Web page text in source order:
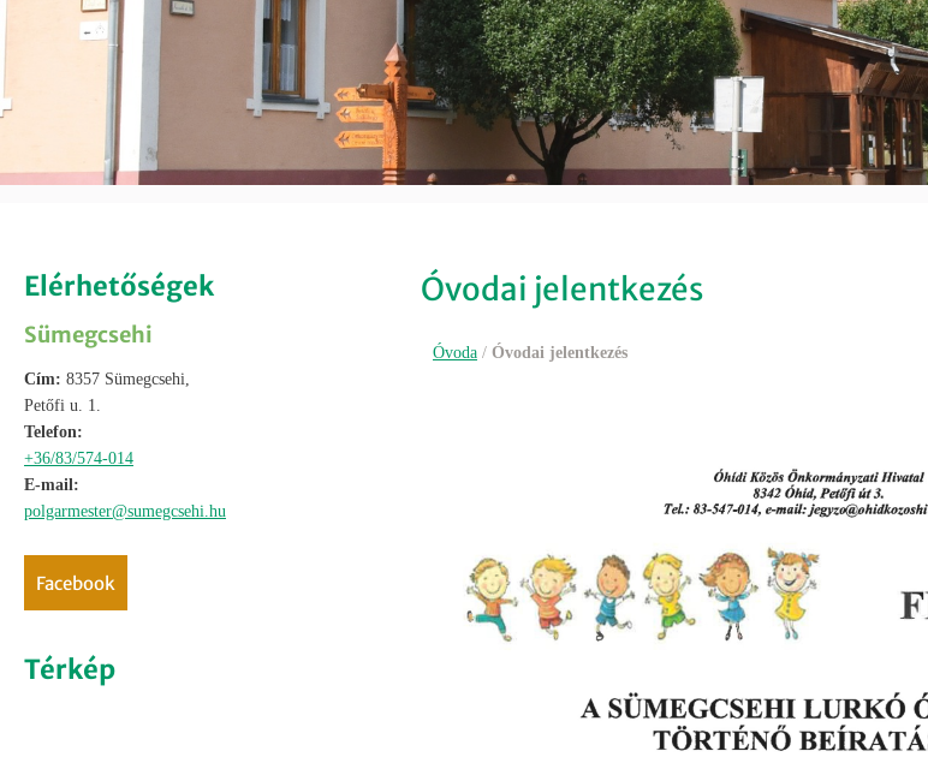
Elérhetőségek
Sümegcsehi
Cím: 8357 Sümegcsehi,
Petőfi u. 1.
Telefon:
+36/83/574-014
E-mail:
polgarmester@sumegcsehi.hu
facebook
Térkép
Óvodai jelentkezés
Óvoda / Óvodai jelentkezés